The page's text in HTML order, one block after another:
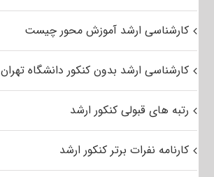
کارشناسی ارشد آموزش محور چیست
کارشناسی ارشد بدون کنکور دانشگاه تهران
رتبه های قبولی کنکور ارشد
کارنامه نفرات برتر کنکور ارشد